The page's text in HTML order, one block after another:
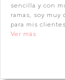
sencilla y con
ramas, soy muy
para mis
Ver más